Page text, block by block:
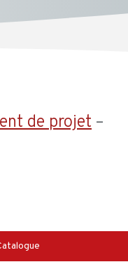
de projet –